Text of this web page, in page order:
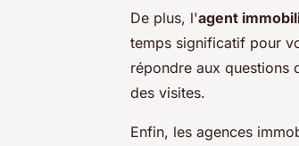
De plus, l'agent
temps significatif pour
répondre aux questions
des visites.
Enfin, les agences